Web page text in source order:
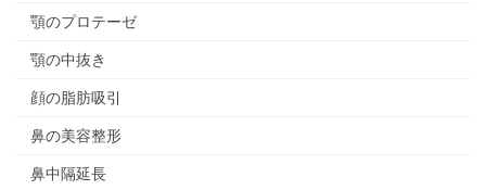
顎のプロテーゼ
顎の中抜き
顔の脂肪吸引
鼻の美容整形
鼻中隔延長